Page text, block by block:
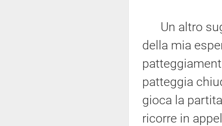
Un altro
della mia
patteggia
gioca la
ricorre in